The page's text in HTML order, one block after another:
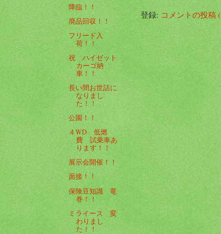
登録:コメントの投稿
降臨！！
廃品回収！！
フリード入
荷！！
祝 ハイゼット
カーゴ納
車！！
長い間お世話に
なりまし
た！！
公園！！
４WD 低燃
費 試乗車あ
ります！！
展示会開催！！
面接！！
保険豆知識 竜
巻！！
ミライース 変
わりまし
た！！